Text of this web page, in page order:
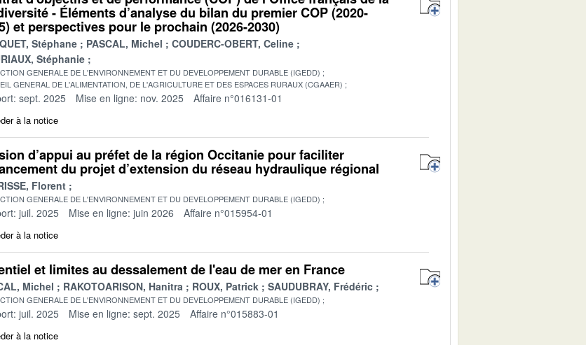
- Éléments d’analyse du bilan du premier COP (2020-
et perspectives pour le prochain (2026-2030)
Stéphane PASCAL, Michel
COUDERC-OBERT, Celine
Stéphanie
GENERALE DE L'ENVIRONNEMENT ET DU DEVELOPPEMENT DURABLE (IGEDD)
GENERAL DE L'ALIMENTATION, DE L'AGRICULTURE ET DES ESPACES RURAUX (CGAAER)
sept. 2025 Mise en ligne: nov. 2025 Affaire n°016131-01
à la notice
d’appui au préfet de la région Occitanie pour faciliter
du projet d’extension du réseau hydraulique régional
Florent
GENERALE DE L'ENVIRONNEMENT ET DU DEVELOPPEMENT DURABLE (IGEDD)
juil. 2025 Mise en ligne: juin 2026 Affaire n°015954-01
à la notice
et limites au dessalement de l'eau de mer en France
Michel RAKOTOARISON, Hanitra ROUX, Patrick SAUDUBRAY, Frédéric
GENERALE DE L'ENVIRONNEMENT ET DU DEVELOPPEMENT DURABLE (IGEDD)
juil. 2025 Mise en ligne: sept. 2025 Affaire n°015883-01
à la notice